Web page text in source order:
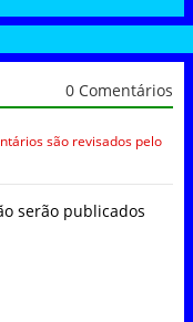
0 Comentários
são revisados pelo
serão publicados